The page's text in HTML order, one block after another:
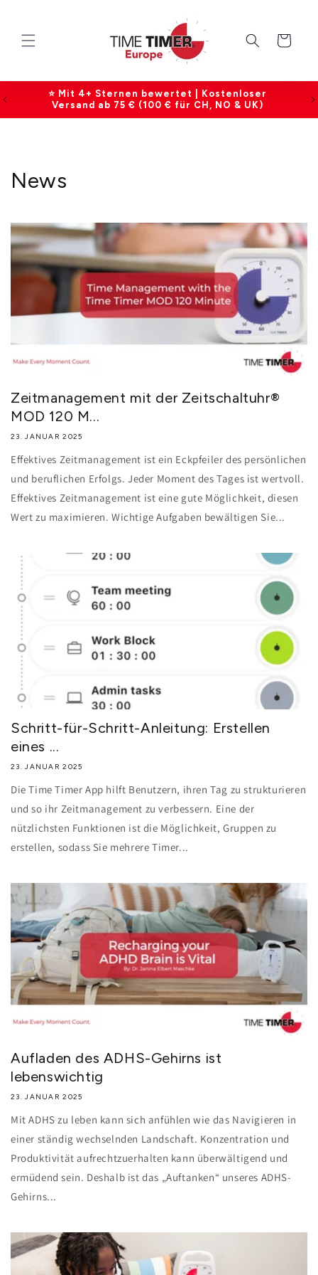
Warenkorb
2 Jahre Garantie auf alle Produkte |
Kundenservice Mo–Fr, 09:00–17:00 Uhr
News
Zeitmanagement mit der Zeitschaltuhr®
MOD 120 M...
23. JANUAR 2025
Effektives Zeitmanagement ist ein Eckpfeiler des persönlichen
und beruflichen Erfolgs. Jeder Moment des Tages ist wertvoll.
Effektives Zeitmanagement ist eine gute Möglichkeit, diesen
Wert zu maximieren. Wichtige Aufgaben bewältigen Sie...
Schritt-für-Schritt-Anleitung: Erstellen
eines ...
23. JANUAR 2025
Die Time Timer App hilft Benutzern, ihren Tag zu strukturieren
und so ihr Zeitmanagement zu verbessern. Eine der
nützlichsten Funktionen ist die Möglichkeit, Gruppen zu
erstellen, sodass Sie mehrere Timer...
Aufladen des ADHS-Gehirns ist
lebenswichtig
23. JANUAR 2025
Mit ADHS zu leben kann sich anfühlen wie das Navigieren in
einer ständig wechselnden Landschaft. Konzentration und
Produktivität aufrechtzuerhalten kann überwältigend und
ermüdend sein. Deshalb ist das „Auftanken“ unseres ADHS-
Gehirns...